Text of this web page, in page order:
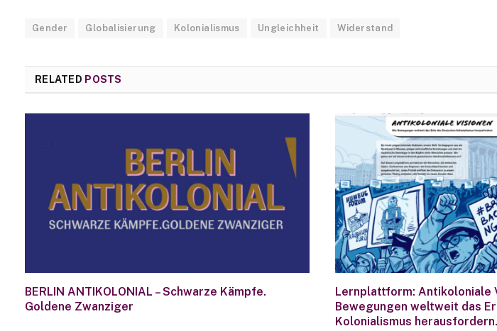
Gender Globalisierung Kolonialismus Ungleichheit Widerstand
RELATED POSTS
BERLIN ANTIKOLONIAL – Schwarze Kämpfe.
Goldene Zwanziger
Lernplattform: Antikoloniale
Bewegungen weltweit das
Kolonialismus herausfordern.